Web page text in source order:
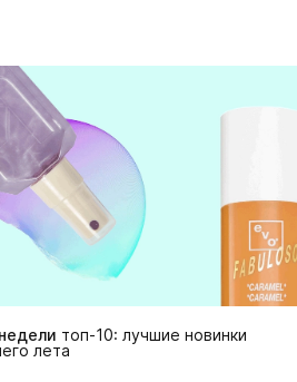
топ-10: лучшие новинки
лета